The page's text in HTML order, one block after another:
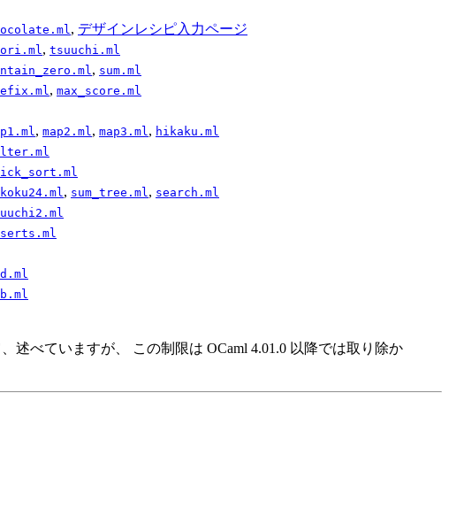
, デザインレシピ入力ページ
, tsuuchi.ml
zero.ml, sum.ml
, max_ score.ml
, map2.ml, map3.ml, hikaku.ml
sort.ml
, sum_ tree.ml, search.ml
べていますが、 この制限は OCaml 4.01.0 以降では取り除か